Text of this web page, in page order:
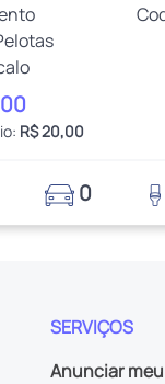
R$ 20,00
0
SERVIÇOS
Anunciar